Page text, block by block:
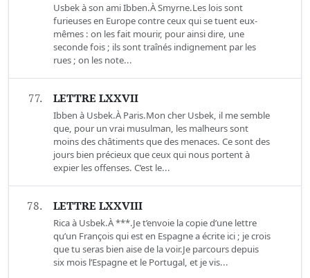
Usbek à son ami Ibben.À Smyrne.Les lois sont
furieuses en Europe contre ceux qui se tuent eux-
mêmes : on les fait mourir, pour ainsi dire, une
seconde fois ; ils sont traînés indignement par les
rues ; on les note...
77. LETTRE LXXVII
Ibben à Usbek.À Paris.Mon cher Usbek, il me semble
que, pour un vrai musulman, les malheurs sont
moins des châtiments que des menaces. Ce sont des
jours bien précieux que ceux qui nous portent à
expier les offenses. C’est le...
78. LETTRE LXXVIII
Rica à Usbek.À ***.Je t’envoie la copie d’une lettre
qu’un François qui est en Espagne a écrite ici ; je crois
que tu seras bien aise de la voir.Je parcours depuis
six mois l’Espagne et le Portugal, et je vis...